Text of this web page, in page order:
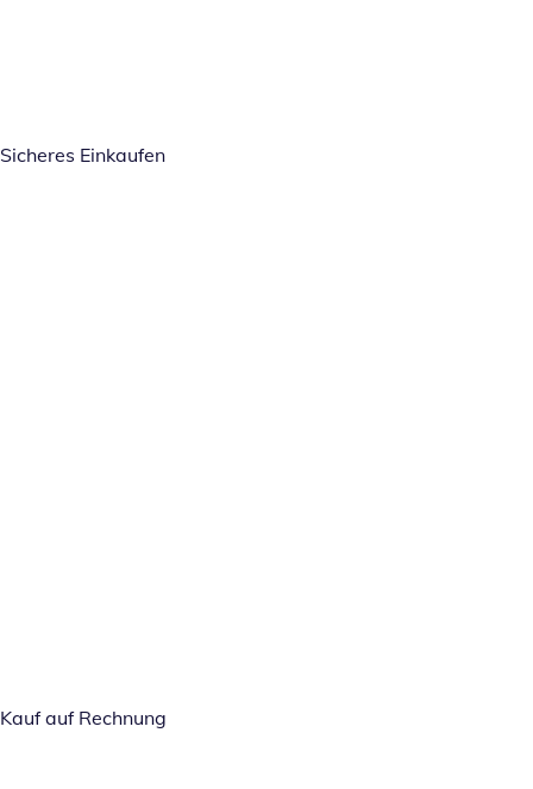
Sicheres Einkaufen
Kauf auf Rechnung